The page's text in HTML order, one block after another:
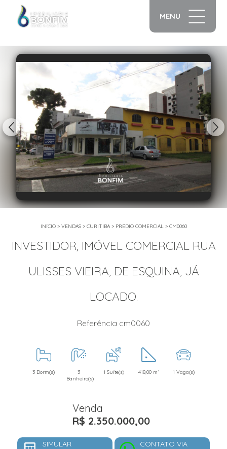
MENU
INÍCIO> VENDAS> CURITIBA> PRÉDIO COMERCIAL> CM0060
INVESTIDOR, IMÓVEL COMERCIAL RUA
ULISSES VIEIRA, DE ESQUINA, JÁ
LOCADO.
Referência cm0060
3 Dorm(s)
3
Banheiro(s)
1 Suíte(s) 418,00 m² 1 Vaga(s)
Venda
R$ 2.350.000,00
SIMULAR
CONTATO VIA